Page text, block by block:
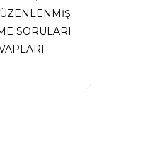
SORULARI